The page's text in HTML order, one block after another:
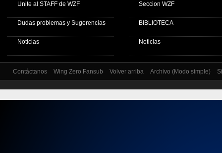
Unite al STAFF de WZF
Dudas problemas y Sugerencias
Noticias
Seccion WZF
BIBLIOTECA
Noticias
Contáctanos Wing Zero Fansub Volver arriba Archivo (Modo simple)